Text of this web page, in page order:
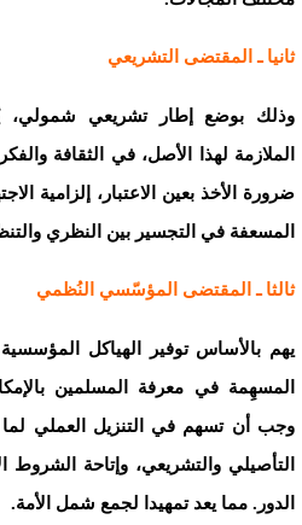
ثانيا ـ المقتضى التشريعي
وذلك بوضع إطار تشريعي شمولي،
الملازمة لهذا الأصل، في الثقافة
ضرورة الأخذ بعين الاعتبار، إلزامية
المسعفة في التجسير بين النظري
ثالثا ـ المقتضى المؤسّسي النُظمي
يهم بالأساس توفير الهياكل
المسهِمة في معرفة المسلمين
وجب أن تسهم في التنزيل العملي
التأصيلي والتشريعي، وإتاحة الشروط
الدور. مما يعد تمهيدا لجمع شمل الأمة.